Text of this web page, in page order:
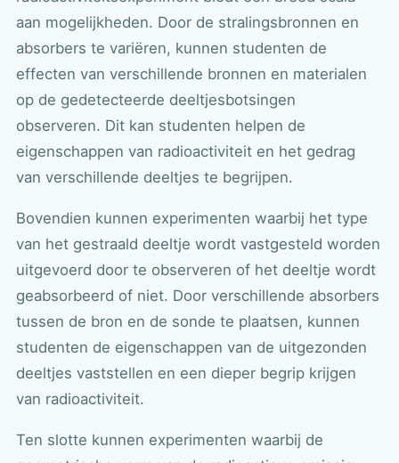
aan mogelijkheden. Door de stralingsbronnen en
absorbers te variëren, kunnen studenten de
effecten van verschillende bronnen en materialen
op de gedetecteerde deeltjesbotsingen
observeren. Dit kan studenten helpen de
eigenschappen van radioactiviteit en het gedrag
van verschillende deeltjes te begrijpen.
Bovendien kunnen experimenten waarbij het type
van het gestraald deeltje wordt vastgesteld worden
uitgevoerd door te observeren of het deeltje wordt
geabsorbeerd of niet. Door verschillende absorbers
tussen de bron en de sonde te plaatsen, kunnen
studenten de eigenschappen van de uitgezonden
deeltjes vaststellen en een dieper begrip krijgen
van radioactiviteit.
Ten slotte kunnen experimenten waarbij de